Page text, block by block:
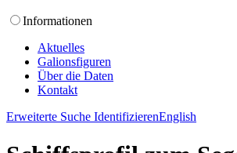
Informationen
Aktuelles
Galionsfiguren
Über die Daten
Kontakt
Erweiterte Suche IdentifizierenEnglish